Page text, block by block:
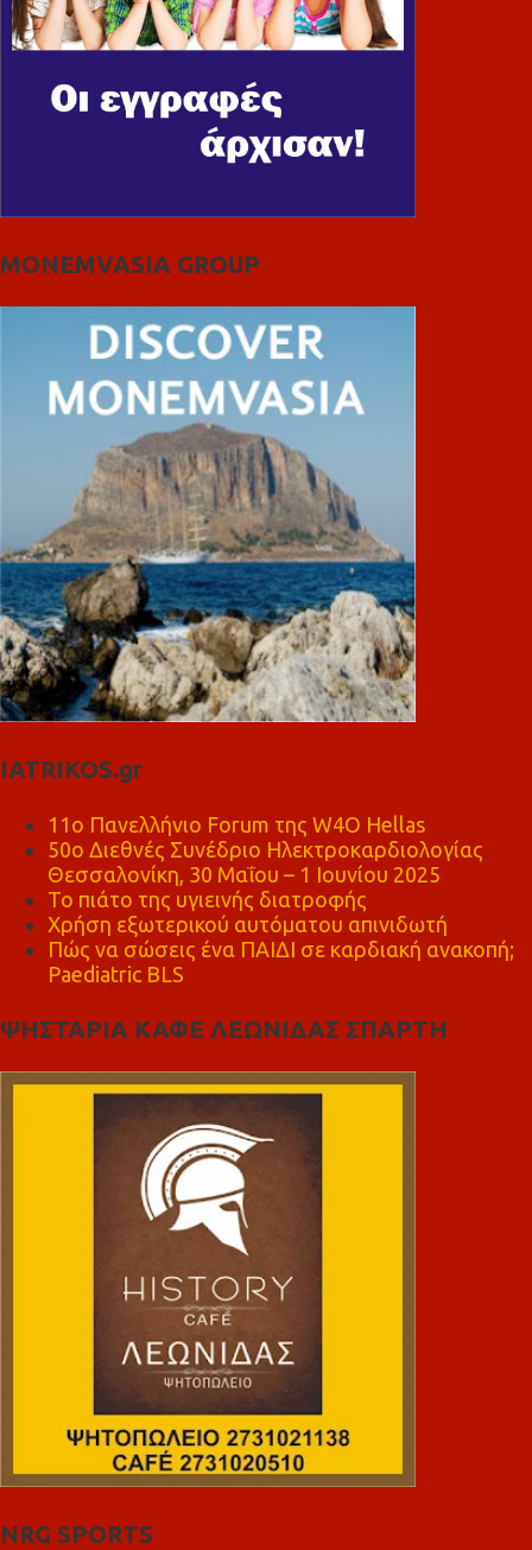
MONEMVASIA GROUP
IATRIKOS.gr
11ο Πανελλήνιο Forum της W4O Hellas
50ο Διεθνές Συνέδριο Ηλεκτροκαρδιολογίας
Θεσσαλονίκη, 30 Μαΐου – 1 Ιουνίου 2025
Το πιάτο της υγιεινής διατροφής
Χρήση εξωτερικού αυτόματου απινιδωτή
Πώς να σώσεις ένα ΠΑΙΔΙ σε καρδιακή ανακοπή;
Paediatric BLS
ΨΗΣΤΑΡΙΑ ΚΑΦΕ ΛΕΩΝΙΔΑΣ ΣΠΑΡΤΗ
NRG SPORTS